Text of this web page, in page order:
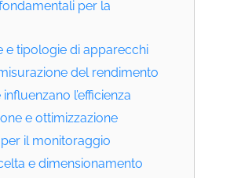
per la
e tipologie di apparecchi
del rendimento
l’efficienza
e ottimizzazione
il monitoraggio
e dimensionamento